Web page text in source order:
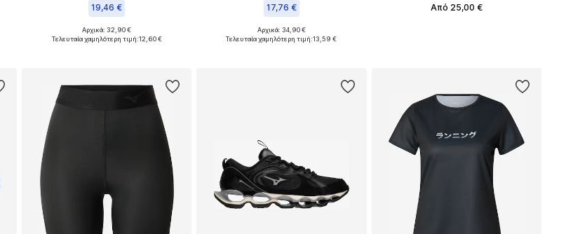
19,46 €
Διαθέσιμα μεγέθη: XS, S, M, XL
Αρχικά: 32,90 €
Τελευταία χαμηλότερη τιμή:12,60 €
17,76 €
Διαθέσιμα μεγέθη: M, L, XL
Αρχικά: 34,90 €
Τελευταία χαμηλότερη τιμή:13,59 €
Από 25,00 €